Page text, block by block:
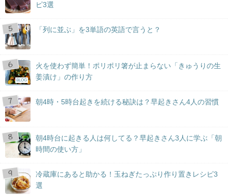
ピ3選
「列に並ぶ」を3単語の英語で言うと？
BLOG
火を使わず簡単！ポリポリ箸が止まらない「きゅうりの生
姜漬け」の作り方
朝4時・5時台起きを続ける秘訣は？早起きさん4人の習慣
朝4時台に起きる人は何してる？早起きさん3人に学ぶ「朝
時間の使い方」
冷蔵庫にあると助かる！玉ねぎたっぷり作り置きレシピ3
選